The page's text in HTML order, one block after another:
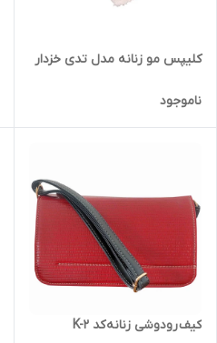
کلیپس مو زنانه مدل تدی خزدار
ناموجود
کیف رودوشی زنانه کد K-2